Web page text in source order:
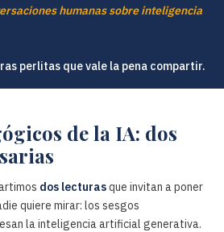
humanas sobre inteligencia
perlitas que vale la pena compartir.
de la IA: dos
dos lecturasque invitan a poner
quiere mirar: los sesgos
la inteligencia artificial generativa.